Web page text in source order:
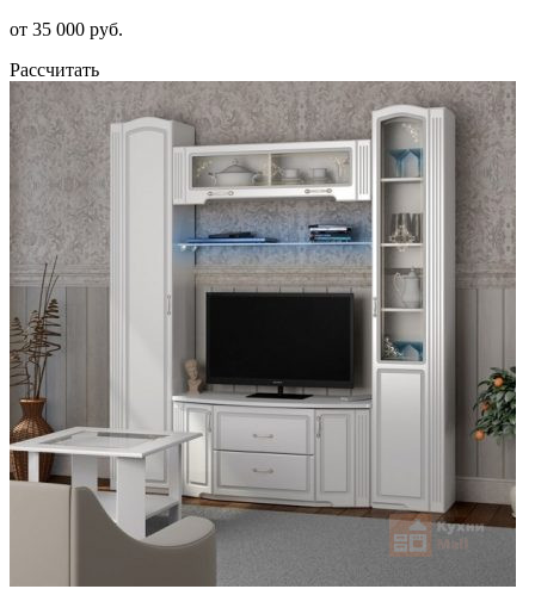
от 35 000 руб.
Рассчитать